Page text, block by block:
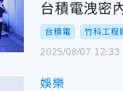
台積電洩密
台積電 竹科工程
2025/08/07 12:33
娛樂